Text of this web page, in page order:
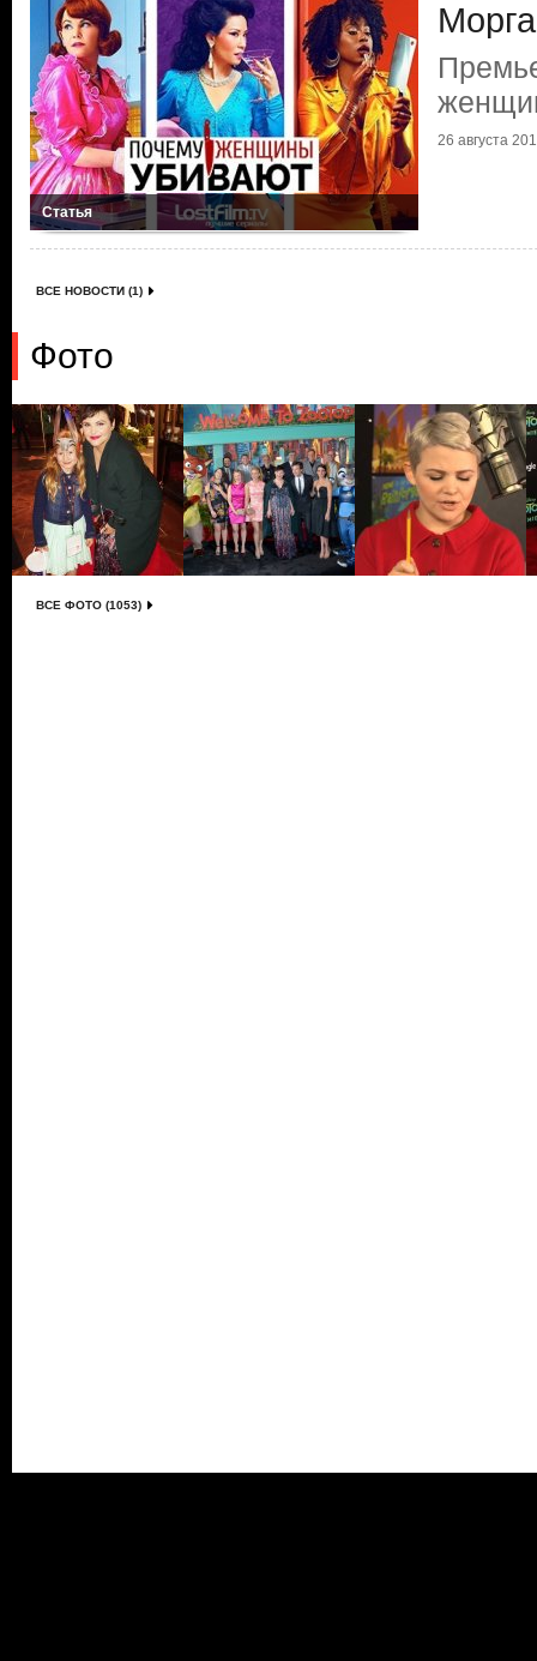
Статья
26 августа
ВСЕ НОВОСТИ (1)
Фото
ВСЕ ФОТО (1053)